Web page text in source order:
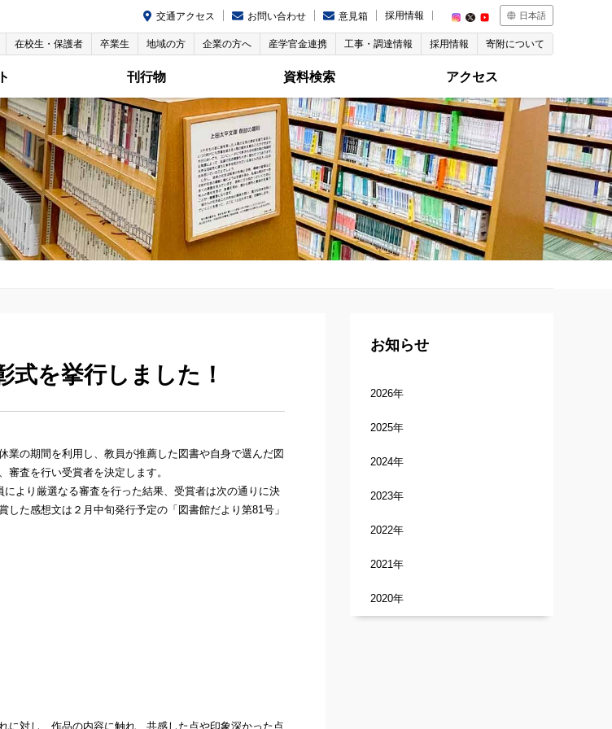
交通アクセス お問い合わせ 意見箱 採用情報 日本語
在校生・保護者 卒業生 地域の方 企業の方へ 産学官金連携 工事・調達情報 採用情報 寄附について
刊行物 資料検索 アクセス
式を挙行しました！
の期間を利用し、教員が推薦した図書や自身で選んだ図
査を行い受賞者を決定します。
より厳選なる審査を行った結果、受賞者は次の通りに決
た感想文は２月中旬発行予定の「図書館だより第81号」
対し、作品の内容に触れ、共感した点や印象深かった点
お知らせ
2026年
2025年
2024年
2023年
2022年
2021年
2020年